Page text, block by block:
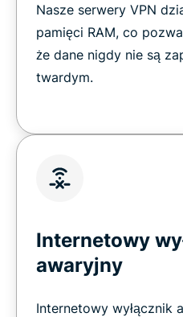
Nasze serwery VPN
pamięci RAM, co
że dane nigdy nie są
twardym.
Internetowy
awaryjny
Internetowy wyłącznik